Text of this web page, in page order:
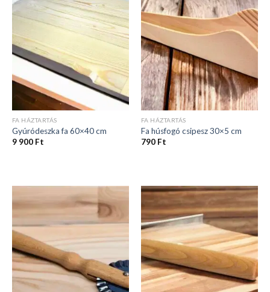
FA HÁZTARTÁS
Gyúródeszka fa 60×40 cm
9 900 Ft
FA HÁZTARTÁS
Fa húsfogó csipesz 30×5 cm
790 Ft